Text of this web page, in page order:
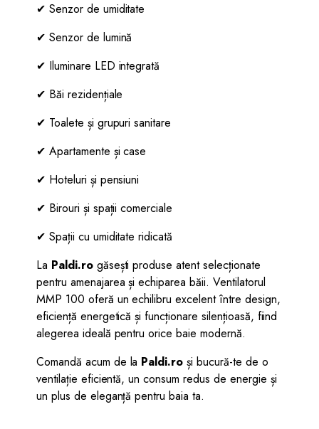
✔ Senzor de umiditate
✔ Senzor de lumină
✔ Iluminare LED integrată
✔ Băi rezidențiale
✔ Toalete și grupuri sanitare
✔ Apartamente și case
✔ Hoteluri și pensiuni
✔ Birouri și spații comerciale
✔ Spații cu umiditate ridicată
La Paldi.rogăsești produse atent selecționate
pentru amenajarea și echiparea băii. Ventilatorul
MMP 100 oferă un echilibru excelent între design,
eficiență energetică și funcționare silențioasă, fiind
alegerea ideală pentru orice baie modernă.
Comandă acum de la Paldi.ro și bucură-te de o
ventilație eficientă, un consum redus de energie și
un plus de eleganță pentru baia ta.